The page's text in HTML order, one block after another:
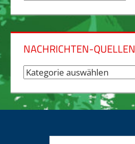
NACHRICHTEN-QUELLEN
Nachrichten-